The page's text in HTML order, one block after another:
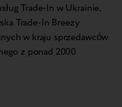
Trade-In w Ukrainie,
Trade-In Breezy
w kraju sprzedawców
z ponad 2000